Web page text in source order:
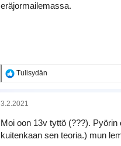
t
eräjormailemassa.
R
k
o
t
Tulisydän
3.2.2021
Moi oon 13v tyttö (???).
kuitenkaan sen teoria.) mun